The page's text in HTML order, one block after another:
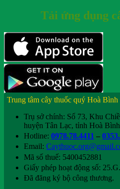
Tải ứng dụng
Trung tâm cây thuốc quý Hoà Bình
Trụ sở chính: Số 73, Khu
huyện Tân Lạc, tỉnh Hoà Bình
Hotline: 0978.78.4411 –
Email:
Mã số thuế: 5400452881
Giấy phép hoạt động số:
Đã đăng ký bộ công thương.